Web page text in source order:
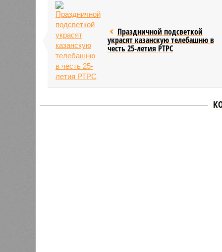
Праздничной подсветкой
украсят казанскую телебашню в
честь 25-летия РТРС